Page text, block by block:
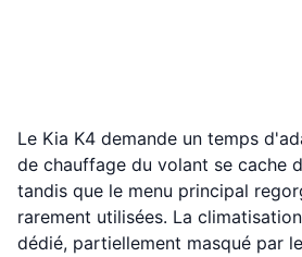
Le Kia K4 demande un temps
de chauffage du volant se cache
tandis que le menu principal
rarement utilisées. La
dédié, partiellement masqué par